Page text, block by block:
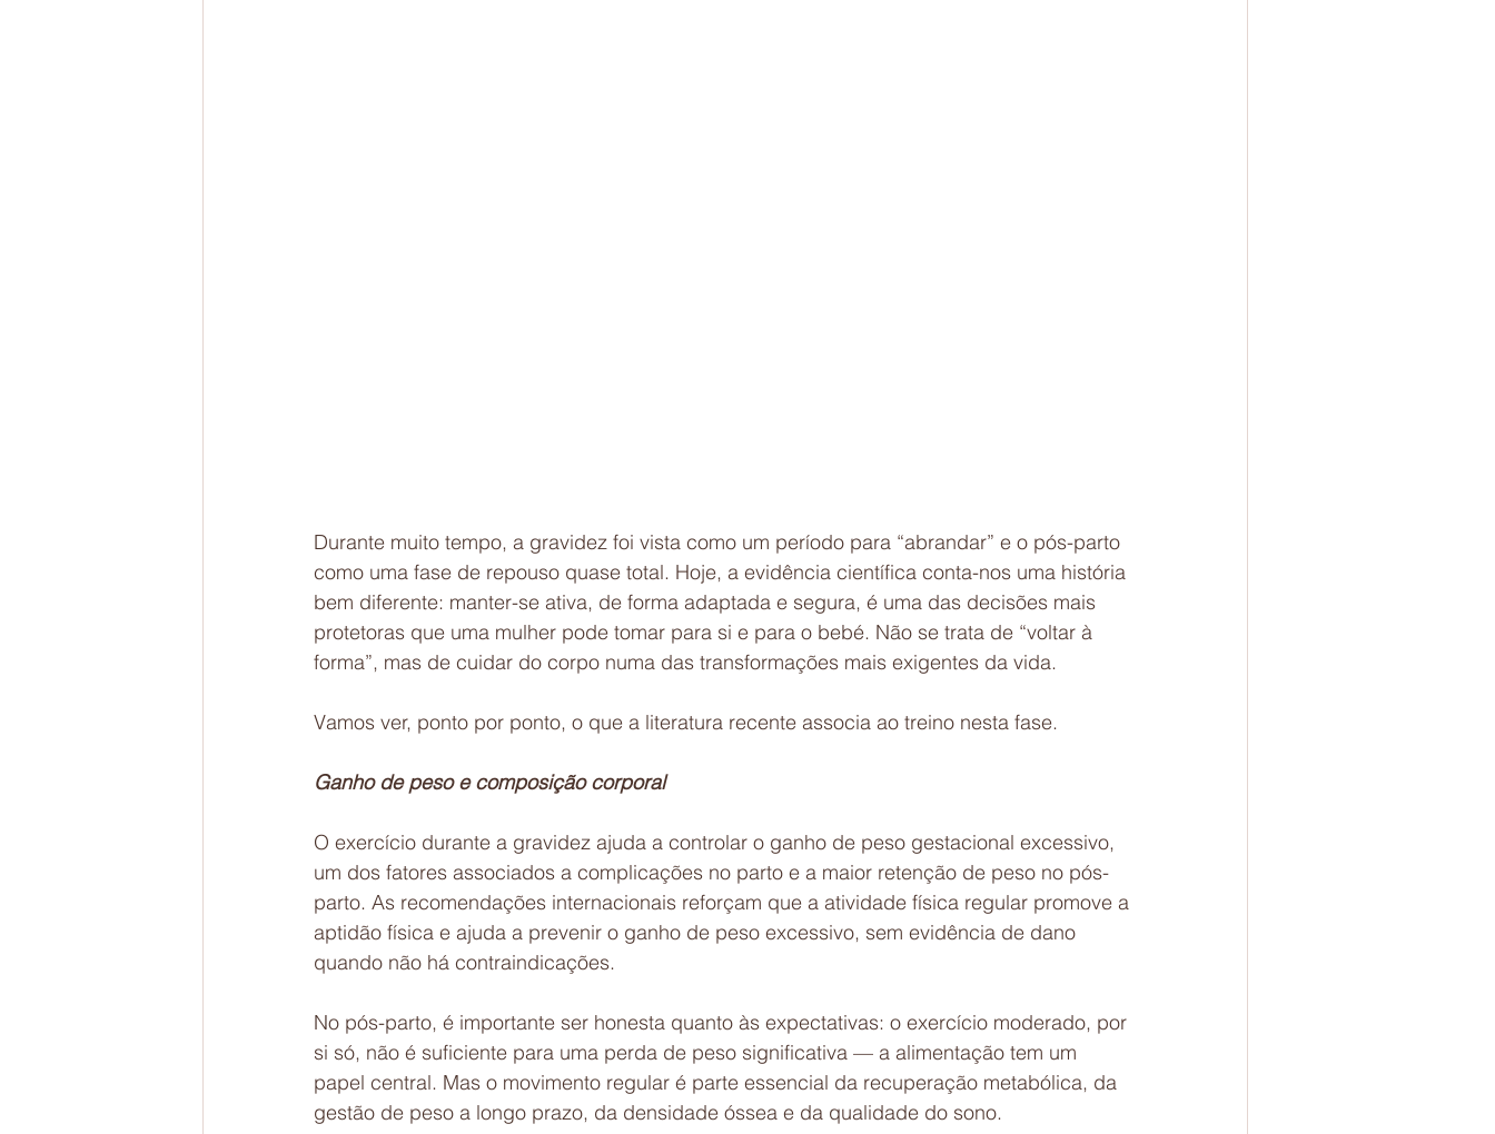
Durante muito tempo, a gravidez foi vista como um período para “abrandar” e o pós-parto
como uma fase de repouso quase total. Hoje, a evidência científica conta-nos uma história
bem diferente: manter-se ativa, de forma adaptada e segura, é uma das decisões mais
protetoras que uma mulher pode tomar para si e para o bebé. Não se trata de “voltar à
forma”, mas de cuidar do corpo numa das transformações mais exigentes da vida.
Vamos ver, ponto por ponto, o que a literatura recente associa ao treino nesta fase.
Ganho de peso e composição corporal
O exercício durante a gravidez ajuda a controlar o ganho de peso gestacional excessivo,
um dos fatores associados a complicações no parto e a maior retenção de peso no pós-
parto. As recomendações internacionais reforçam que a atividade física regular promove a
aptidão física e ajuda a prevenir o ganho de peso excessivo, sem evidência de dano
quando não há contraindicações.
No pós-parto, é importante ser honesta quanto às expectativas: o exercício moderado, por
si só, não é suficiente para uma perda de peso significativa — a alimentação tem um
papel central. Mas o movimento regular é parte essencial da recuperação metabólica, da
gestão de peso a longo prazo, da densidade óssea e da qualidade do sono.